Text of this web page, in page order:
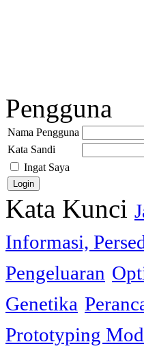
Pengguna
Nama Pengguna
Kata Sandi
Ingat Saya
Kata Kunci
Informasi,
Pengeluaran
Genetika
Prototyping